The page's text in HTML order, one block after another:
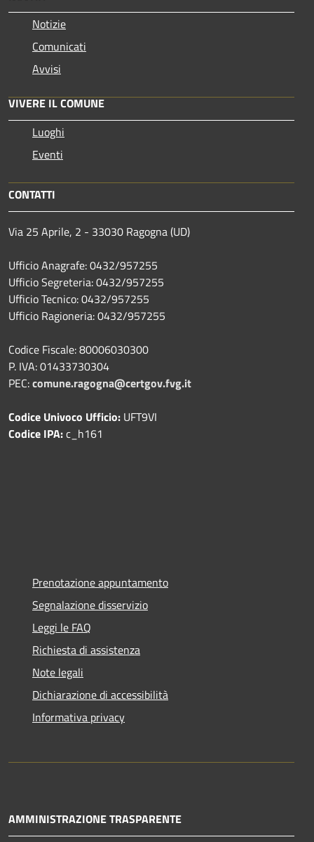
Notizie
Comunicati
Avvisi
VIVERE IL COMUNE
Luoghi
Eventi
CONTATTI
Via 25 Aprile, 2 - 33030 Ragogna (UD)
Ufficio Anagrafe: 0432/957255
Ufficio Segreteria: 0432/957255
Ufficio Tecnico: 0432/957255
Ufficio Ragioneria: 0432/957255
Codice Fiscale: 80006030300
P. IVA: 01433730304
PEC:comune.ragogna@certgov.fvg.it
Codice Univoco Ufficio: UFT9VI
Codice IPA:c_h161
Prenotazione appuntamento
Segnalazione disservizio
Leggi le FAQ
Richiesta di assistenza
Note legali
Dichiarazione di accessibilità
Informativa privacy
AMMINISTRAZIONE TRASPARENTE